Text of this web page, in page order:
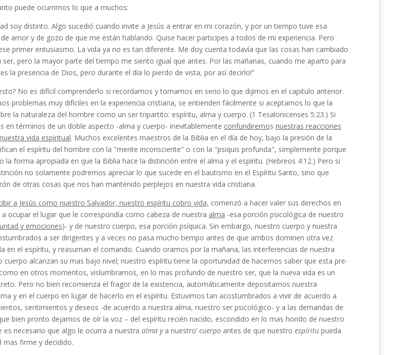
puede ocurrirnos lo que a muchos:
soy distinto. Algo sucedió cuan­do invite a Jesús a entrar en mi corazón, y por un tiempo tuve esa
amor y de gozo de que me están hablando. Quise hacer participes a todos de mi experiencia. Pero
primer entusiasmo. La vida ya no es tan diferente. Me doy cuenta todavía que las cosas han cambiado
pero la mayor parte del tiempo me siento igual que antes. Por las mañanas, cuan­do me aparto para
la presencia de Dios, pero durante el día lo pierdo de vista, por así decirlo!”
No es difícil comprenderlo si recordamos y tomamos en serio lo que dijimos en el capitulo anterior.
proble­mas muy difíciles en la experiencia cristiana, se en­tienden fácilmente si aceptamos lo que la
la naturaleza del hombre como un ser tri­partito: espíritu, alma y cuerpo. (1 Tesalonicenses 5:23.) Si
en términos de un doble aspecto -alma y cuerpo- inevitablemente confundi­remos nuestras reacciones
vida espiritual. Muchos excelentes maestros de la Biblia en el día de hoy, bajo la presión de la
el espíritu del hom­bre con la "mente inconsciente" o con la "psiquis profunda", simplemente porque
la forma apropiada en que la Biblia hace la distinción entre el alma y el espíritu. (Hebreos 4:12.) Pero si
no solamente podremos apre­ciar lo que sucede en el bautismo en el Espíritu Santo, sino que
de otras cosas que nos han mantenido perplejos en nuestra vida cristiana.
a Jesús como nuestro Salva­dor, nuestro espíritu cobro vida, comenzó a hacer valer sus derechos en
a ocupar el lugar que le correspondía como cabeza de nuestra alma -esa porción psicológica de nuestro
y emociones)- y de nuestro cuerpo, esa porción psíquica. Sin embargo, nuestro cuerpo y nuestra
a ser dirigentes y a veces no pasa mucho tiempo antes de que ambos dominen otra vez
en el espíritu, y reasuman el comando. Cuando oramos por la ma­ñana, las interferencias de nuestra
cuerpo alcanzan su mas bajo nivel; nuestro espíritu tiene la oportunidad de hacernos saber que esta pre­
en otros momentos, vislum­bramos, en lo mas profundo de nuestro ser, que la nueva vida es un
Pero no bien recomienza el fragor de la existencia, automáticamente depositamos nuestra
y en el cuerpo en lugar de hacerlo en el espíritu. Estuvimos tan acostumbrados a vivir de acuerdo a
sentimientos y deseos -de acuerdo a nuestra alma, nuestro ser psicológico- y a las de­mandas de
bien pronto dejamos de oír la voz – del espíritu recién nacido, escondido en lo mas hondo de nuestro
es ne­cesario que algo le ocurra a nuestra alma y a nuestro’ cuerpo antes de que nuestro espíritu pueda
mas firme y decidido.